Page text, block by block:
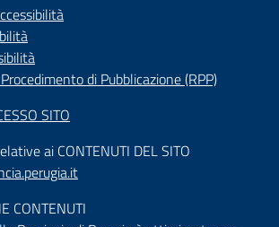
di Pubblicazione (RPP)
SITO
ai CONTENUTI DEL SITO
CONTENUTI